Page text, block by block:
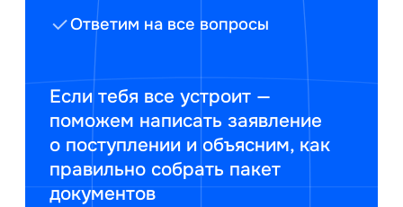
Ответим на все вопросы
Если тебя все устроит —
поможем написать заявление
о поступлении и объясним, как
правильно собрать пакет
документов